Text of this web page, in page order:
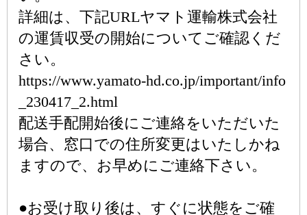
詳細は、下記URLヤマト運輸株式会社
の運賃収受の開始についてご確認くだ
さい。
https://www.yamato-hd.co.jp/important/info
_230417_2.html
配送手配開始後にご連絡をいただいた
場合、窓口での住所変更はいたしかね
ますので、お早めにご連絡下さい。
●お受け取り後は、すぐに状態をご確